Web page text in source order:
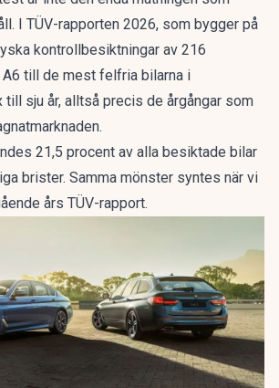
I TÜV-rapporten 2026, som bygger på
kontrollbesiktningar av 216
A6 till de mest felfria bilarna i
sju år, alltså precis de årgångar som
21,5 procent av alla besiktade bilar
brister. Samma mönster syntes när vi
års TÜV-rapport.